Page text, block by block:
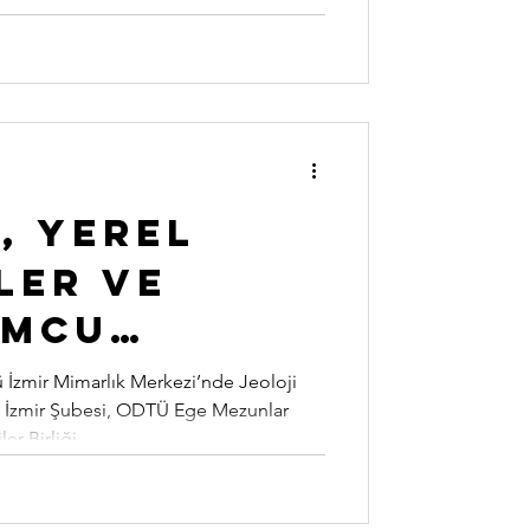
YEREL
VE
İzmir Mimarlık Merkezi’nde Jeoloji
Şubesi, ODTÜ Ege Mezunlar
Birliği...